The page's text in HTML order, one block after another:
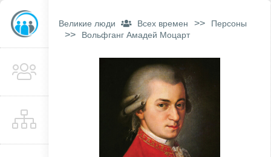
Великие люди Всех времен >> Персоны
>> Вольфганг Амадей Моцарт